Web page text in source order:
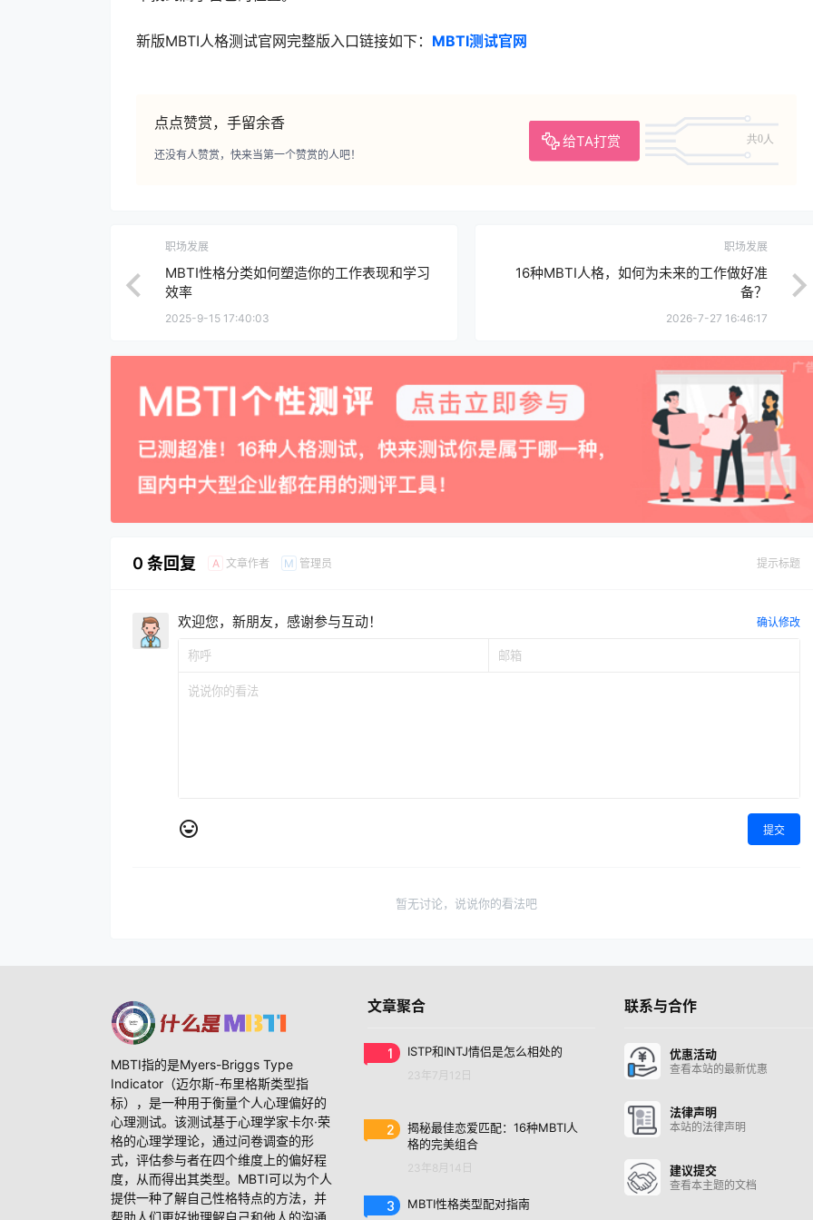
新版MBTI人格测试官网完整版入口链接如下： MBTI测试官网
点点赞赏，手留余香
给TA打赏 共0人
还没有人赞赏，快来当第一个赞赏的人吧！
职场发展
MBTI性格分类如何塑造你的工作表现和学习
效率
2025-9-15 17:40:03
职场发展
16种MBTI人格，如何为未来的工作做好准
备？
2026-7-27 16:46:17
0 条回复 A 文章作者 M 管理员 提示标题
欢迎您，新朋友，感谢参与互动！ 确认修改
提交
暂无讨论，说说你的看法吧
MBTI指的是Myers-Briggs Type
Indicator（迈尔斯-布里格斯类型指
标），是一种用于衡量个人心理偏好的
心理测试。该测试基于心理学家卡尔·荣
格的心理学理论，通过问卷调查的形
式，评估参与者在四个维度上的偏好程
度，从而得出其类型。MBTI可以为个人
提供一种了解自己性格特点的方法，并
文章聚合
1 ISTP和INTJ情侣是怎么相处的
23年7月12日
2
揭秘最佳恋爱匹配：16种MBTI人
格的完美组合
23年8月14日
3 MBTI性格类型配对指南
联系与合作
优惠活动
查看本站的最新优惠
法律声明
本站的法律声明
建议提交
查看本主题的文档